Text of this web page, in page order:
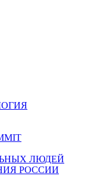
ЛЮДЕЙ
РОССИИ